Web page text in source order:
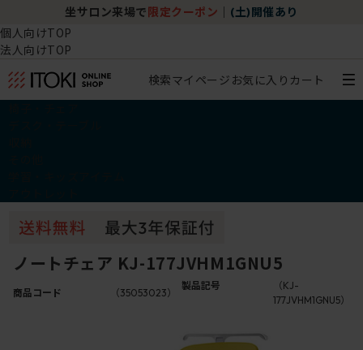
坐サロン来場で 限定クーポン (土)開催あり
個人向けTOP
法人向けTOP
検索マイページ お気に入り カート
ノートチェア KJ-177JVHM1GNU5
商品コード （35053023）
製品記号
（KJ-
177JVHM1GNU5）